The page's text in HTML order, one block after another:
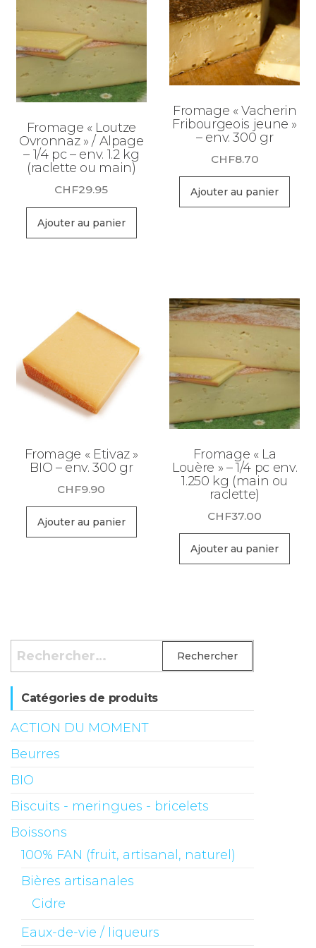
Fromage « Loutze
Ovronnaz » / Alpage
– 1/4 pc – env. 1.2 kg
(raclette ou main)
CHF29.95
Ajouter au panier
Fromage « Vacherin
Fribourgeois jeune »
– env. 300 gr
CHF8.70
Ajouter au panier
Fromage « Etivaz »
BIO – env. 300 gr
CHF9.90
Ajouter au panier
Fromage « La
Louère » – 1/4 pc env.
1.250 kg (main ou
raclette)
CHF37.00
Ajouter au panier
Rechercher :
Catégories de produits
ACTION DU MOMENT
Beurres
BIO
Biscuits - meringues - bricelets
Boissons
100% FAN (fruit, artisanal, naturel)
Bières artisanales
Cidre
Eaux-de-vie / liqueurs